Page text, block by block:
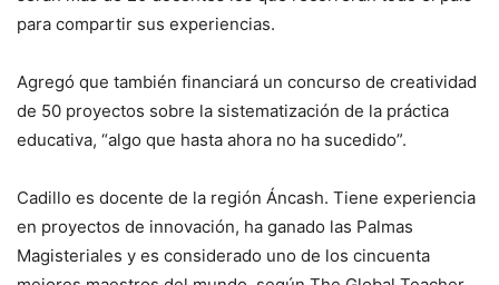
para compartir sus experiencias.
Agregó que también financiará un concurso de creatividad
de 50 proyectos sobre la sistematización de la práctica
educativa, “algo que hasta ahora no ha sucedido”.
Cadillo es docente de la región Áncash. Tiene experiencia
en proyectos de innovación, ha ganado las Palmas
Magisteriales y es considerado uno de los cincuenta